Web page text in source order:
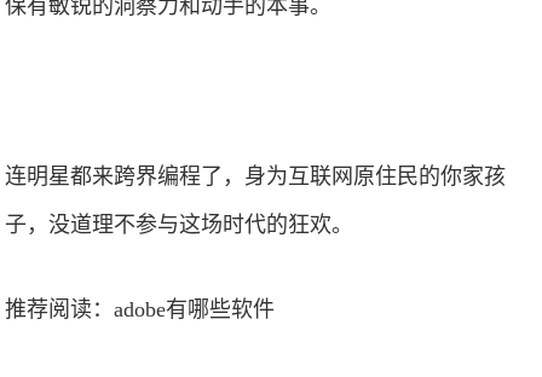
保有敏锐的洞察力和动手的本事。
连明星都来跨界编程了，身为互联网原住民的你家孩
子，没道理不参与这场时代的狂欢。
推荐阅读：adobe有哪些软件